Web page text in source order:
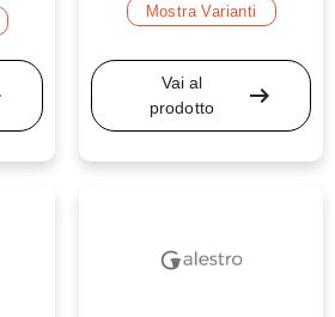
Mostra Varianti
Vai al
prodotto
arrow_right_alt